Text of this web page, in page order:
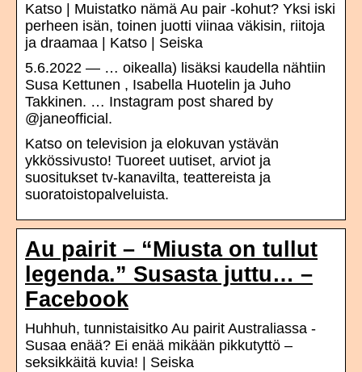
Katso | Muistatko nämä Au pair -kohut? Yksi iski
perheen isän, toinen juotti viinaa väkisin, riitoja
ja draamaa | Katso | Seiska
5.6.2022 — … oikealla) lisäksi kaudella nähtiin
Susa Kettunen , Isabella Huotelin ja Juho
Takkinen. … Instagram post shared by
@janeofficial.
Katso on television ja elokuvan ystävän
ykkössivusto! Tuoreet uutiset, arviot ja
suositukset tv-kanavilta, teattereista ja
suoratoistopalveluista.
Au pairit – “Miusta on tullut
legenda.” Susasta juttu… –
Facebook
Huhhuh, tunnistaisitko Au pairit Australiassa -
Susaa enää? Ei enää mikään pikkutyttö –
seksikkäitä kuvia! | Seiska